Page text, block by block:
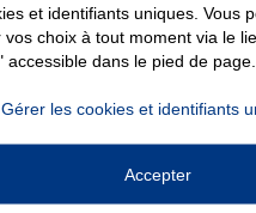
Allianz comme partenaire
de l'expertise d'un leader
complètes, tarifs
réparties dans la ville et
à assurer votre véhicule, votre
immobiliers, nous avons la
assurance
et identifiants uniques. Vous
vos choix à tout moment via le
accessible dans le pied de page.
Gérer les cookies et identifiants
Accepter